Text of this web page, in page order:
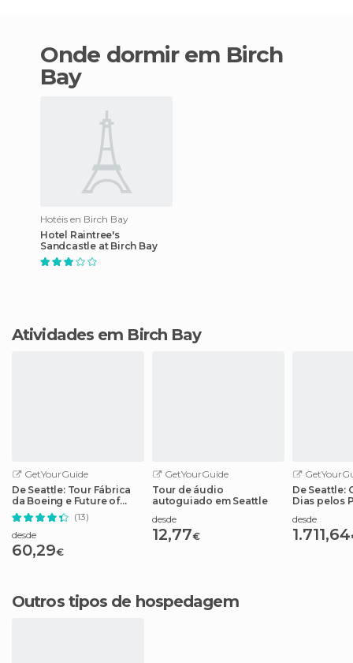
Onde dormir em Birch
Bay
Hotéis en Birch Bay
Hotel Raintree's
Sandcastle at Birch Bay
Atividades em Birch Bay
GetYourGuide
De Seattle: Tour Fábrica
da Boeing e Future of
Flight
(13)
desde
60,29€
GetYourGuide
Tour de áudio
autoguiado em Seattle
desde
12,77€
De Seattle:
Dias pelos
desde
1.711,64
Outros tipos de hospedagem